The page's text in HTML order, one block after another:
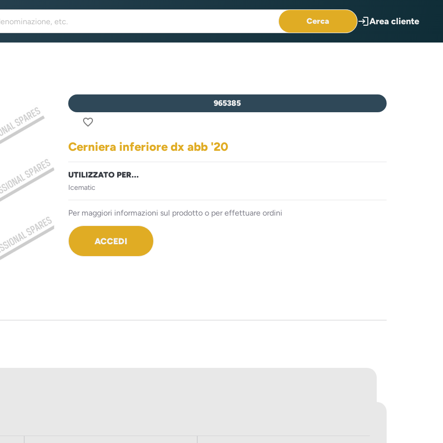
Cerca loginArea cliente
965385
favorite_border
Cerniera inferiore dx abb '20
UTILIZZATO PER...
Icematic
Per maggiori informazioni sul prodotto o per effettuare ordini
ACCEDI